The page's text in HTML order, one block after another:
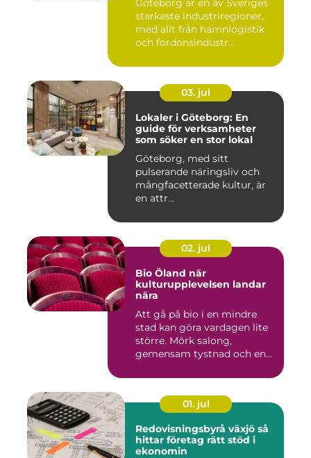
Göteborg är en av Sveriges
starkaste industriregioner,
med allt från hamnlogistik
och fordonsindustr...
03. jul
Lokaler i Göteborg: En
guide för verksamheter
som söker en stor lokal
Göteborg, med sitt
pulserande näringsliv och
mångfacetterade kultur, är
en attr...
02. jul
Bio Öland när
kulturupplevelsen landar
nära
Att gå på bio i en mindre
stad kan göra vardagen lite
större. Mörk salong,
gemensam tystnad och en
01. jul
Redovisningsbyrå växjö så
hittar företag rätt stöd i
ekonomin